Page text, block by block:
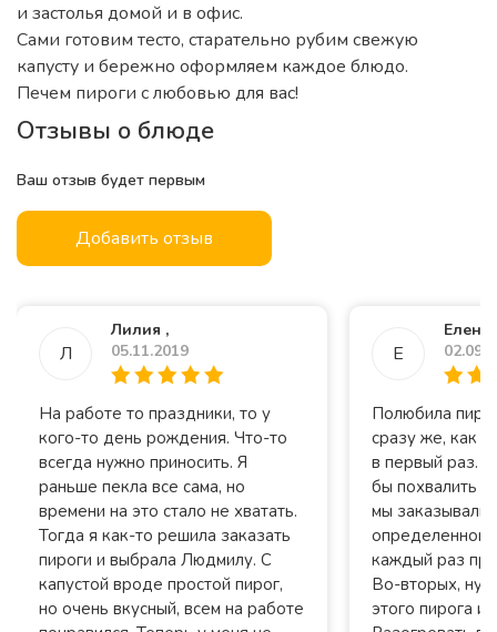
и застолья домой и в офис.
Сами готовим тесто, старательно рубим свежую
капусту и бережно оформляем каждое блюдо.
Печем пироги с любовью для вас!
Отзывы о блюде
Ваш отзыв будет первым
Добавить отзыв
Л
Лилия ,
05.11.2019
На работе то праздники, то у
кого-то день рождения. Что-то
всегда нужно приносить. Я
раньше пекла все сама, но
времени на это стало не хватать.
Тогда я как-то решила заказать
пироги и выбрала Людмилу. С
капустой вроде простой пирог,
но очень вкусный, всем на работе
Е
Елена
Полюбила
сразу же, как
в первый раз.
бы похвалить
мы заказывали
каждый раз
Во-вторых,
этого пирога и